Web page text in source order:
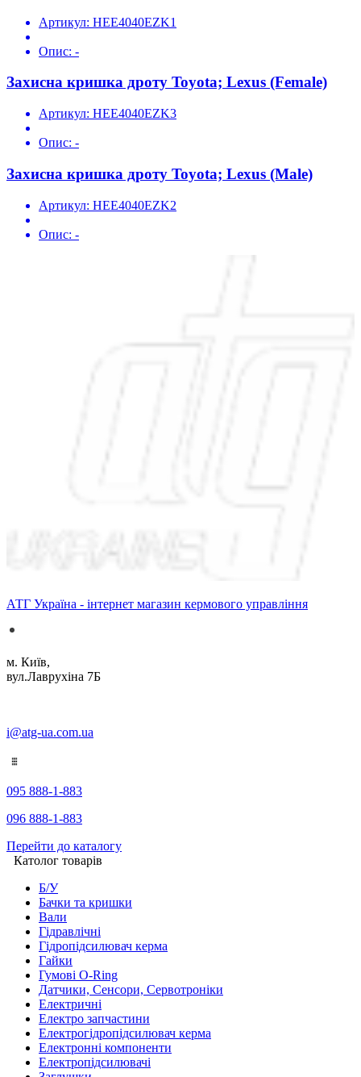
Артикул: HEE4040EZK1
Опис: -
Захисна кришка дроту Toyota; Lexus (Female)
Артикул: HEE4040EZK3
Опис: -
Захисна кришка дроту Toyota; Lexus (Male)
Артикул: HEE4040EZK2
Опис: -
АТГ Україна - інтернет магазин кермового управління
м. Київ,
вул.Лаврухіна 7Б
i@atg-ua.com.ua
095 888-1-883
096 888-1-883
Перейти до каталогу
Католог товарів
Б/У
Бачки та кришки
Вали
Гідравлічні
Гідропідсилювач керма
Гайки
Гумові O-Ring
Датчики, Сенсори, Сервотроніки
Електричні
Електро запчастини
Електрогідропідсилювач керма
Електронні компоненти
Електропідсилювачі